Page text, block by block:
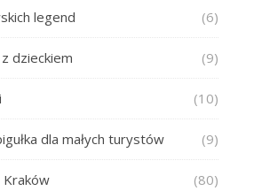
legend (6)
dzieckiem (9)
(10)
dla małych turystów (9)
Kraków (80)